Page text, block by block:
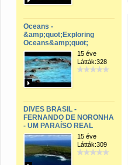
Oceans -
&amp;quot;Exploring
Oceans&amp;quot;
15 éve
Látták:328
DIVES BRASIL -
FERNANDO DE NORONHA
- UM PARAÍSO REAL
15 éve
Látták:309